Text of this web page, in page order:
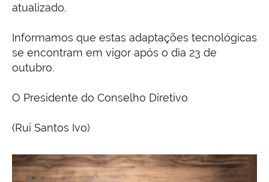
atualizado.
Informamos que estas adaptações tecnológicas
se encontram em vigor após o dia 23 de
outubro.
O Presidente do Conselho Diretivo
(Rui Santos Ivo)